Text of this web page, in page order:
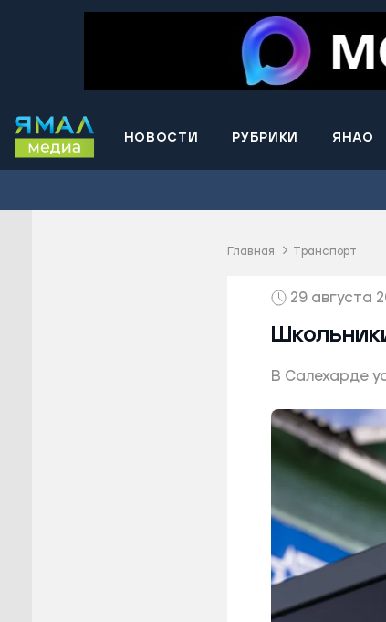
НОВОСТИ РУБРИКИ ЯНАО
район
Главная Транспорт
29 августа
В Салехарде